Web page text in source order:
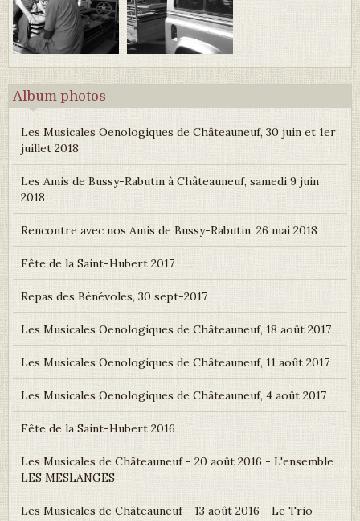
Album photos
Les Musicales Oenologiques de Châteauneuf, 30 juin et 1er
juillet 2018
Les Amis de Bussy-Rabutin à Châteauneuf, samedi 9 juin
2018
Rencontre avec nos Amis de Bussy-Rabutin, 26 mai 2018
Fête de la Saint-Hubert 2017
Repas des Bénévoles, 30 sept-2017
Les Musicales Oenologiques de Châteauneuf, 18 août 2017
Les Musicales Oenologiques de Châteauneuf, 11 août 2017
Les Musicales Oenologiques de Châteauneuf, 4 août 2017
Fête de la Saint-Hubert 2016
Les Musicales de Châteauneuf - 20 août 2016 - L'ensemble
LES MESLANGES
Les Musicales de Châteauneuf - 13 août 2016 - Le Trio